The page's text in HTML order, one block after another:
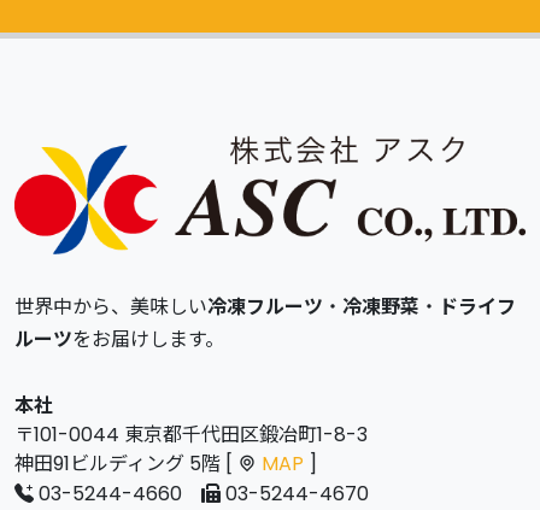
世界中から、美味しい冷凍フルーツ ・ 冷凍野菜 ・ ドライフ
ルーツをお届けします。
本社
〒101-0044 東京都千代田区鍛冶町1-8-3
神田91ビルディング 5階 [
MAP ]
03-5244-4660
03-5244-4670